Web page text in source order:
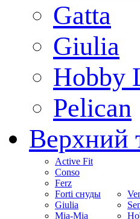
Gatta
Giulia
Hobby
Pelican
Верхний
Active Fit
Conso
Ferz
Forti снуды
Giulia
Mia-Mia